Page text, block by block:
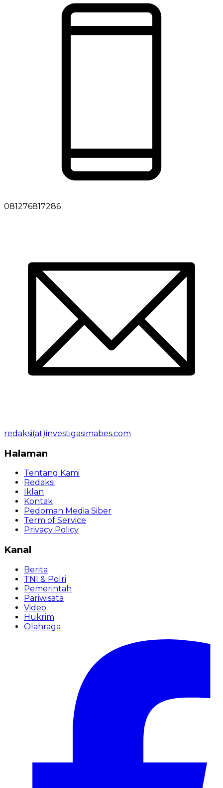
081276817286
redaksi(at)investigasimabes.com
Halaman
Tentang Kami
Redaksi
Iklan
Kontak
Pedoman Media Siber
Term of Service
Privacy Policy
Kanal
Berita
TNI & Polri
Pemerintah
Pariwisata
Video
Hukrim
Olahraga